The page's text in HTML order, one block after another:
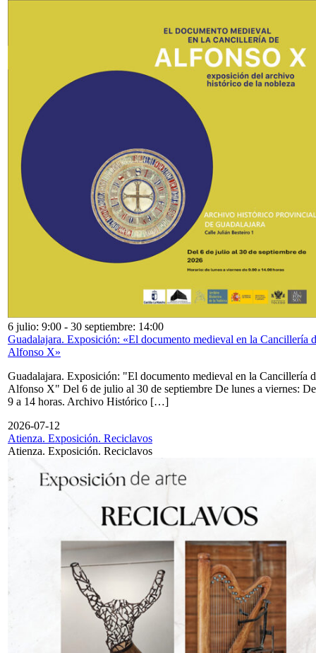
6 julio: 9:00 - 30 septiembre: 14:00
Guadalajara. Exposición: «El documento medieval en la Cancillería
Alfonso X»
Guadalajara. Exposición: "El documento medieval en la Cancillería
Alfonso X" Del 6 de julio al 30 de septiembre De lunes a viernes: De
9 a 14 horas. Archivo Histórico […]
2026-07-12
Atienza. Exposición. Reciclavos
Atienza. Exposición. Reciclavos